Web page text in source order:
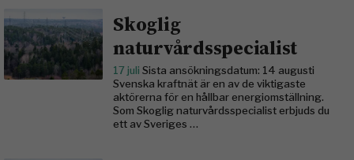
Skoglig
naturvårdsspecialist
17 juli Sista ansökningsdatum: 14 augusti
Svenska kraftnät är en av de viktigaste
aktörerna för en hållbar energiomställning.
Som Skoglig naturvårdsspecialist erbjuds du
ett av Sveriges …